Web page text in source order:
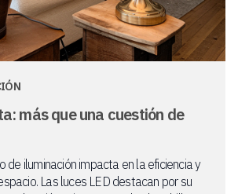
más que una cuestión de
de iluminación impacta en la eficiencia y
Las luces LED destacan por su